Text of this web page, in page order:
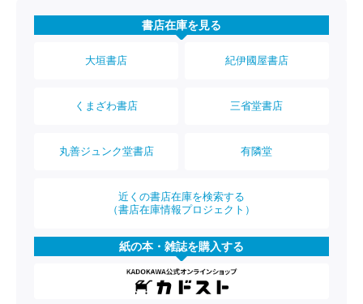
書店在庫を見る
大垣書店 紀伊國屋書店
くまざわ書店 三省堂書店
丸善ジュンク堂書店 有隣堂
近くの書店在庫を検索する
（書店在庫情報プロジェクト）
紙の本・雑誌を購入する